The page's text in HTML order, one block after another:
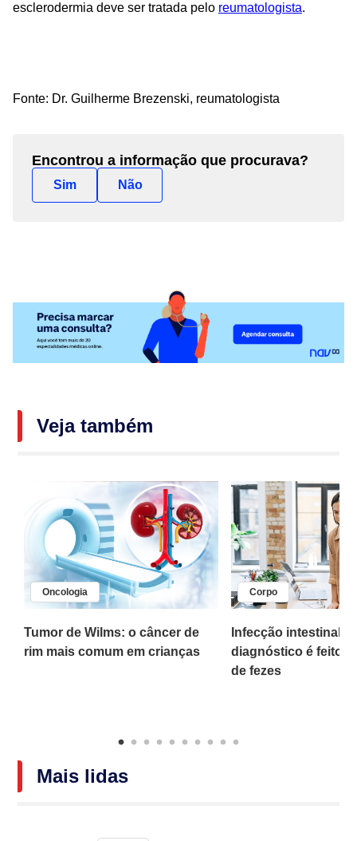
esclerodermia deve ser tratada pelo reumatologista.
Fonte: Dr. Guilherme Brezenski, reumatologista
Encontrou a informação que procurava?
Sim Não
Veja também
Oncologia
Tumor de Wilms: o câncer de
rim mais comum em crianças
Corpo
Infecção intestinal
diagnóstico é feito
de fezes
Mais lidas